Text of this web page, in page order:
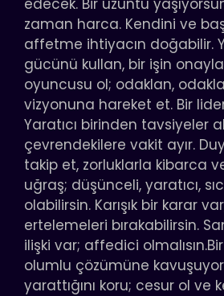
edecek. Bir üzüntü
zaman harca. Kendini ve
affetme ihtiyacın doğabilir.
gücünü kullan, bir işin
oyuncusu ol; odaklan,
vizyonuna hareket et. Bir lider
Yaratıcı birinden tavsiyeler
çevrendekilere vakit ayır.
takip et, zorluklarla kibarca
uğraş; düşünceli, yaratıcı,
olabilirsin. Karışık bir karar
ertelemeleri bırakabilirsin.
ilişki var; affedici
olumlu çözümüne
yarattığını koru; cesur ol ve